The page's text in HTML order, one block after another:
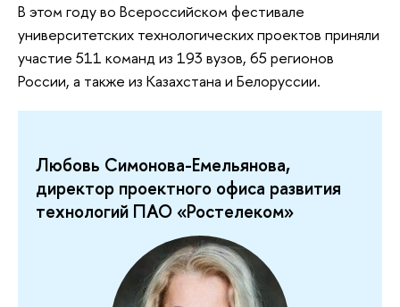
В этом году во Всероссийском фестивале
университетских технологических проектов приняли
участие 511 команд из 193 вузов, 65 регионов
России, а также из Казахстана и Белоруссии.
Любовь Симонова-Емельянова,
директор проектного офиса развития
технологий ПАО «Ростелеком»